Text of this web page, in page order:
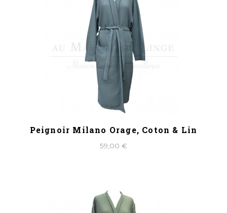
Peignoir Milano Orage, Coton & Lin
59,00 €